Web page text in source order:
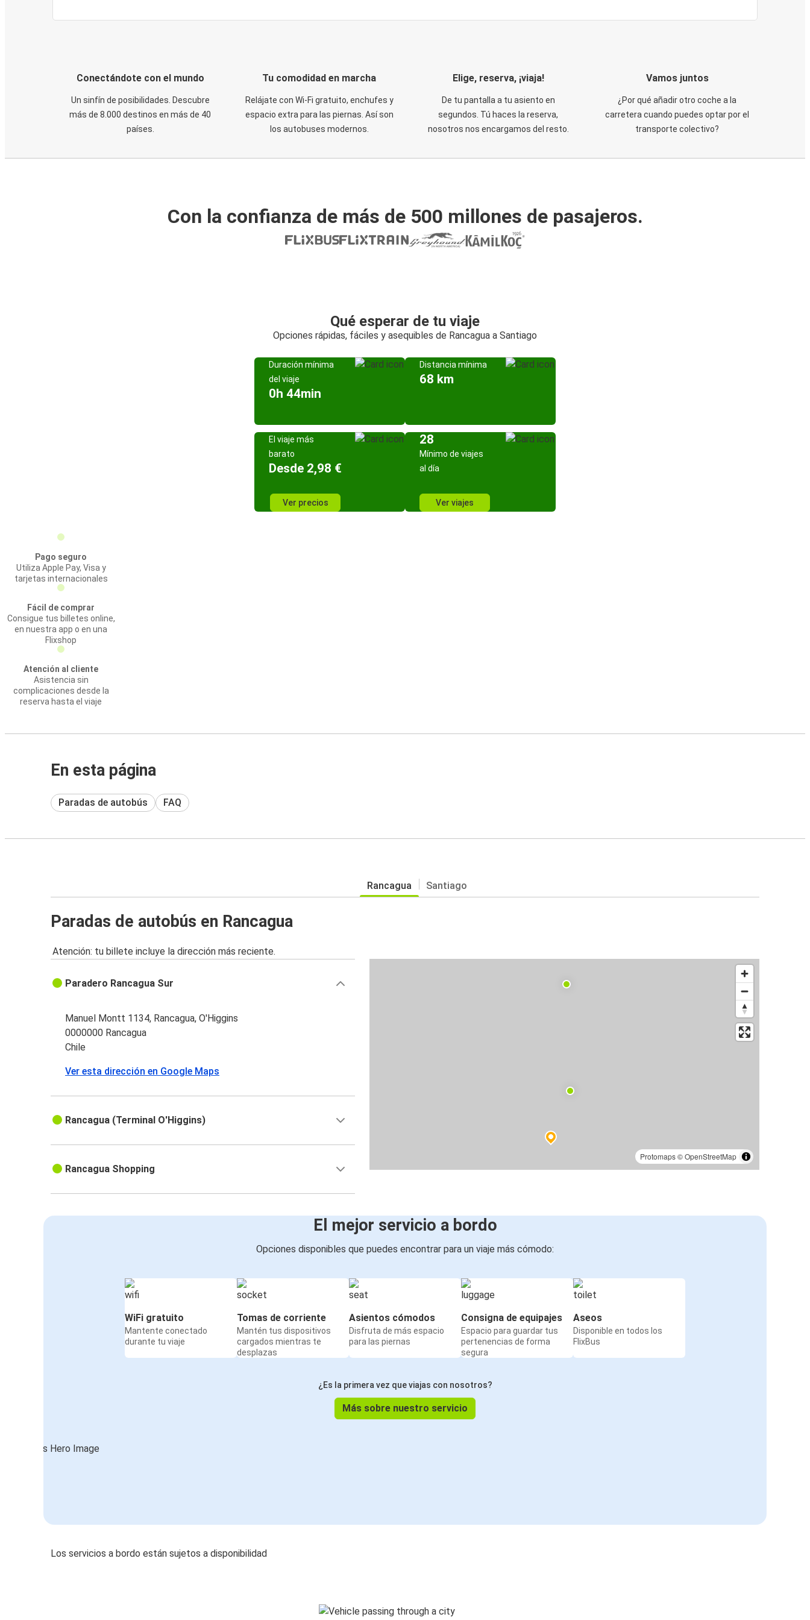
Conectándote con el mundo
Un sinfín de posibilidades. Descubre
más de 8.000 destinos en más de 40
países.
Tu comodidad en marcha
Relájate con Wi-Fi gratuito, enchufes y
espacio extra para las piernas. Así son
los autobuses modernos.
Elige, reserva, ¡viaja!
De tu pantalla a tu asiento en
segundos. Tú haces la reserva,
nosotros nos encargamos del resto.
Vamos juntos
¿Por qué añadir otro coche a la
carretera cuando puedes optar por el
transporte colectivo?
Con la confianza de más de 500 millones de pasajeros.
Qué esperar de tu viaje
Opciones rápidas, fáciles y asequibles de Rancagua a Santiago
Duración mínima
del viaje
0h 44min
Distancia mínima
68 km
El viaje más
barato
Desde 2,98 €
Ver precios
28
Mínimo de viajes
al día
Ver viajes
Pago seguro
Utiliza Apple Pay, Visa y
tarjetas internacionales
Fácil de comprar
Consigue tus billetes online,
en nuestra app o en una
Flixshop
Atención al cliente
Asistencia sin
complicaciones desde la
reserva hasta el viaje
En esta página
Paradas de autobús FAQ
Rancagua Santiago
Paradas de autobús en Rancagua
Atención: tu billete incluye la dirección más reciente.
Protomaps©OpenStreetMap
Paradero Rancagua Sur
Manuel Montt 1134, Rancagua, O'Higgins
0000000 Rancagua
Chile
Ver esta dirección en Google Maps
Rancagua (Terminal O'Higgins)
Rancagua Shopping
El mejor servicio a bordo
Opciones disponibles que puedes encontrar para un viaje más cómodo:
WiFi gratuito
Mantente conectado
durante tu viaje
Tomas de corriente
Mantén tus dispositivos
cargados mientras te
desplazas
Asientos cómodos
Disfruta de más espacio
para las piernas
Consigna de equipajes
Espacio para guardar tus
pertenencias de forma
segura
Aseos
Disponible en todos los
FlixBus
¿Es la primera vez que viajas con nosotros?
Más sobre nuestro servicio
Los servicios a bordo están sujetos a disponibilidad